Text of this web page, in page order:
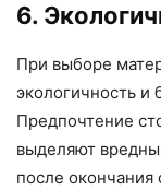
6.
При выборе
экологичность
Предпочтение
выделяют
после окончания